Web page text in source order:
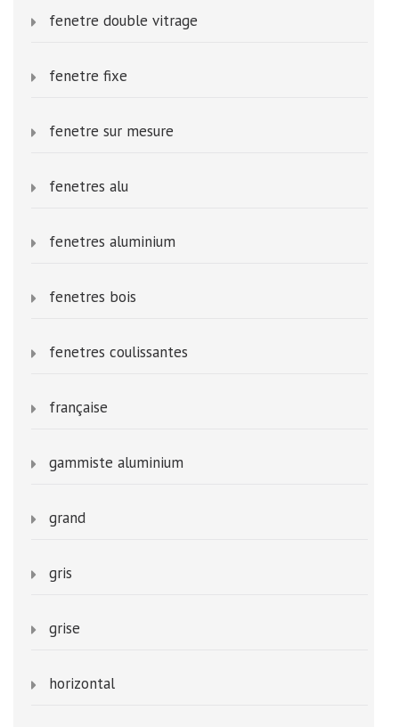
fenetre double vitrage
fenetre fixe
fenetre sur mesure
fenetres alu
fenetres aluminium
fenetres bois
fenetres coulissantes
française
gammiste aluminium
grand
gris
grise
horizontal